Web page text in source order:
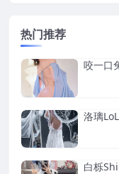
热门推荐
咬一口
洛璃
白栎